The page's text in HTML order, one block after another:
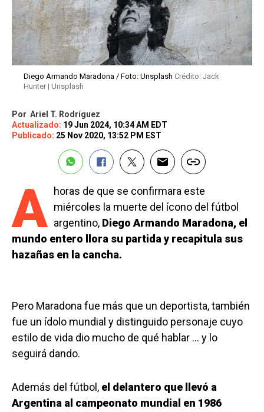
Diego Armando Maradona / Foto: Unsplash Crédito: Jack
Hunter | Unsplash
Por Ariel T. Rodríguez
Actualizado: 19 Jun 2024, 10:34 AM EDT
Publicado: 25 Nov 2020, 13:52 PM EST
A horas de que se confirmara este
miércoles la muerte del ícono del fútbol
argentino, Diego Armando Maradona, el
mundo entero llora su partida y recapitula sus
hazañas en la cancha.
Pero Maradona fue más que un deportista, también
fue un ídolo mundial y distinguido personaje cuyo
estilo de vida dio mucho de qué hablar … y lo
seguirá dando.
Además del fútbol, el delantero que llevó a
Argentina al campeonato mundial en 1986